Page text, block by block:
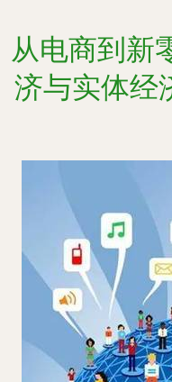
从电商到新
济与实体经